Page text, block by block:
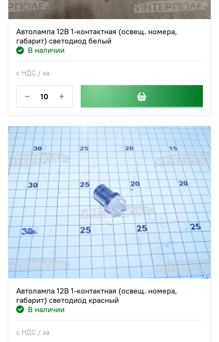
Автолампа 12В 1-контактная (освещ. номера,
габарит) светодиод белый
В наличии
с НДС / за
− +
Автолампа 12В 1-контактная (освещ. номера,
габарит) светодиод красный
В наличии
с НДС / за